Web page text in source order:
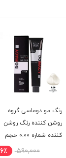
رنگ مو دوماسی گروه
روشن کننده رنگ روشن
کننده شماره 0.00 حجم
590,000 6٪